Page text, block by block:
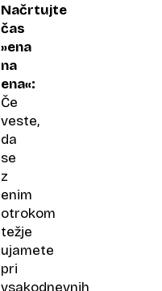
Načrtujte
čas
»ena
na
ena«:
Če
veste,
da
se
z
enim
otrokom
težje
ujamete
pri
vsakodnevnih